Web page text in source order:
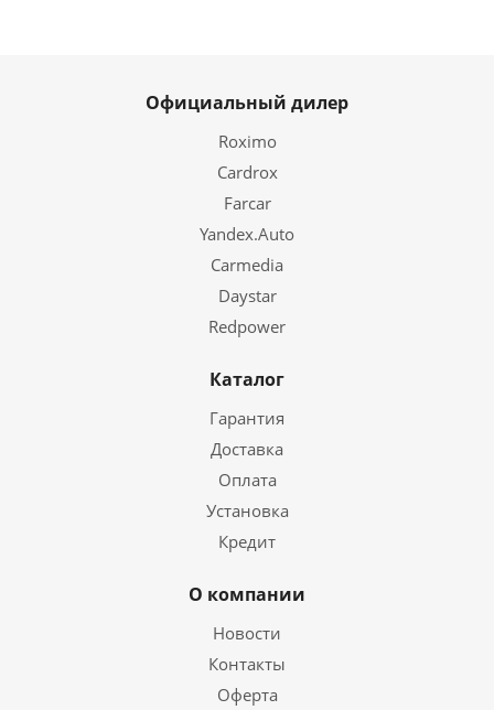
Официальный дилер
Roximo
Cardrox
Farcar
Yandex.Auto
Carmedia
Daystar
Redpower
Каталог
Гарантия
Доставка
Оплата
Установка
Кредит
О компании
Новости
Контакты
Оферта